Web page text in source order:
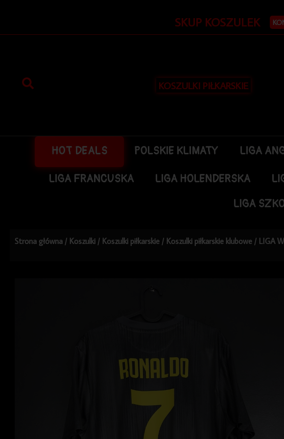
treści
SKUP KOSZULEK
KOSZULKI PIŁKARSKIE
HOT DEALS POLSKIE KLIMATY LIGA
LIGA FRANCUSKA LIGA HOLENDERSKA
LIGA
Strona główna / Koszulki / Koszulki piłkarskie / Koszulki piłkarskie klubowe / LIGA